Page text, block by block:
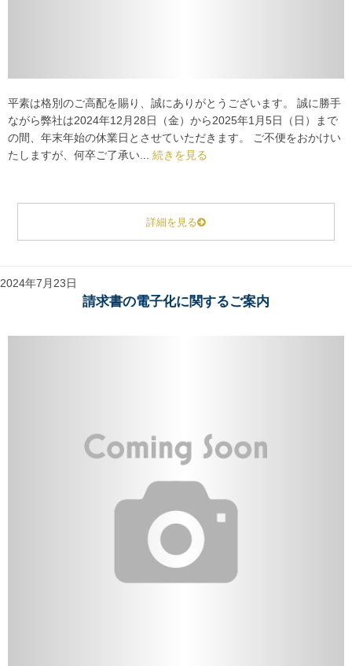
平素は格別のご高配を賜り、誠にありがとうございます。 誠に勝手
ながら弊社は2024年12月28日（金）から2025年1月5日（日）まで
の間、年末年始の休業日とさせていただきます。 ご不便をおかけい
たしますが、何卒ご了承い... 続きを見る
詳細を見る
2024年7月23日
請求書の電子化に関するご案内